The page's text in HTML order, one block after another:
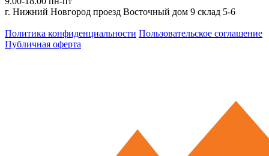
г. Нижний Новгород проезд Восточный дом 9 склад 5-6
Политика конфиденциальности Пользовательское соглашение
Публичная оферта